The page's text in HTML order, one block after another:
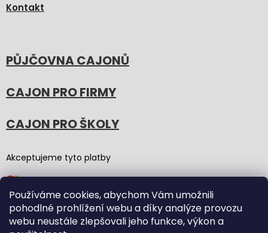
Používáme cookies, abychom Vám umožnili
pohodlné prohlížení webu a díky analýze provozu
webu neustále zlepšovali jeho funkce, výkon a
Kontakt
PŮJČOVNA CAJONŮ
CAJON PRO FIRMY
CAJON PRO ŠKOLY
Akceptujeme tyto platby